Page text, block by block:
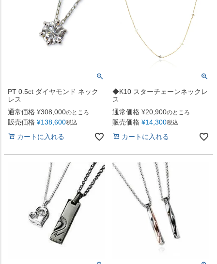
PT 0.5ct ダイヤモンド ネック
レス
通常価格 ¥308,000のところ
販売価格 ¥138,600税込
カートに入れる
◆K10 スターチェーンネックレ
ス
通常価格 ¥20,900のところ
販売価格 ¥14,300税込
カートに入れる